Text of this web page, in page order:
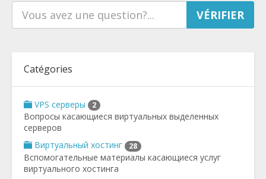
Catégories
VPS серверы 2
Вопросы касающиеся виртуальных выделенных
серверов
Виртуальный хостинг
28
Вспомогательные материалы касающиеся услуг
виртуального хостинга